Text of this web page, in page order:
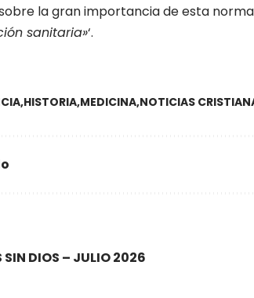
la gran importancia de esta
sanitaria»‘.
HISTORIA MEDICINA NOTICIAS
DIOS – JULIO 2026